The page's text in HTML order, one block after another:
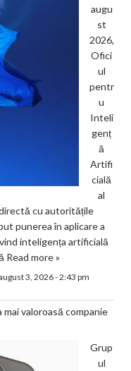
augu
st
2026,
Ofici
ul
pentr
u
Inteli
genț
ă
Artifi
cială
al
cu autoritățile
punerea în aplicare a
inteligența artificială
Read more »
3, 2026 - 2:43 pm
valoroasă companie
Grup
ul